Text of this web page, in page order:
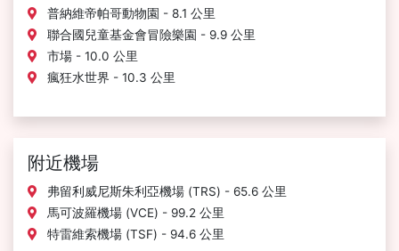
普納維帝帕哥動物園 - 8.1 公里
聯合國兒童基金會冒險樂園 - 9.9 公里
市場 - 10.0 公里
瘋狂水世界 - 10.3 公里
附近機場
弗留利威尼斯朱利亞機場 (TRS) - 65.6 公里
馬可波羅機場 (VCE) - 99.2 公里
特雷維索機場 (TSF) - 94.6 公里